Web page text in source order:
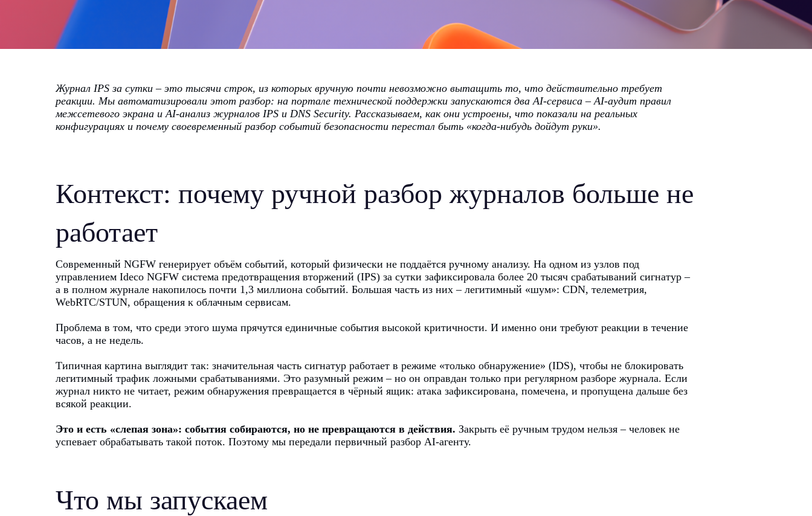
Журнал IPS за сутки – это тысячи строк, из которых вручную почти невозможно вытащить то, что действительно требует
реакции. Мы автоматизировали этот разбор: на портале технической поддержки запускаются два AI-сервиса – AI-аудит правил
межсетевого экрана и AI-анализ журналов IPS и DNS Security. Рассказываем, как они устроены, что показали на реальных
конфигурациях и почему своевременный разбор событий безопасности перестал быть «когда-нибудь дойдут руки».
Контекст: почему ручной разбор журналов больше не
работает
Современный NGFW генерирует объём событий, который физически не поддаётся ручному анализу. На одном из узлов под
управлением Ideco NGFW система предотвращения вторжений (IPS) за сутки зафиксировала более 20 тысяч срабатываний сигнатур –
а в полном журнале накопилось почти 1,3 миллиона событий. Большая часть из них – легитимный «шум»: CDN, телеметрия,
WebRTC/STUN, обращения к облачным сервисам.
Проблема в том, что среди этого шума прячутся единичные события высокой критичности. И именно они требуют реакции в течение
часов, а не недель.
Типичная картина выглядит так: значительная часть сигнатур работает в режиме «только обнаружение» (IDS), чтобы не блокировать
легитимный трафик ложными срабатываниями. Это разумный режим – но он оправдан только при регулярном разборе журнала. Если
журнал никто не читает, режим обнаружения превращается в чёрный ящик: атака зафиксирована, помечена, и пропущена дальше без
всякой реакции.
Это и есть «слепая зона»: события собираются, но не превращаются в действия. Закрыть её ручным трудом нельзя – человек не
успевает обрабатывать такой поток. Поэтому мы передали первичный разбор AI-агенту.
Что мы запускаем